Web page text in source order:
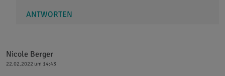
ANTWORTEN
Nicole Berger
22.02.2022 um 14:43